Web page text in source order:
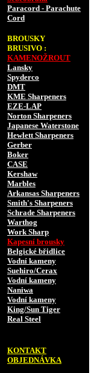
Paracord - Parachute
Cord
BROUSKY
BRUSIVO :
KAMENOŽROUT
Lansky
Spyderco
DMT
KME Sharpeners
EZE-LAP
Norton Sharpeners
Japanese Waterstone
Hewlett Sharpeners
Gerber
Boker
CASE
Kershaw
Marbles
Arkansas Sharpeners
Smith's Sharpeners
Schrade Sharpeners
Warthog
Work Sharp
Kapesní brousky
Belgické břidlice
Vodní kameny
Suehiro/Cerax
Vodní kameny
Naniwa
Vodní kameny
King/Sun Tiger
Real Steel
KONTAKT
OBJEDNÁVKA